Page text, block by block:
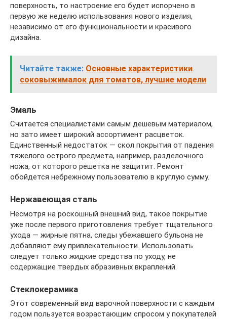
поверхность, то настроение его будет испорчено в
первую же неделю использования нового изделия,
независимо от его функциональности и красивого
дизайна.
Читайте также: Основные характеристики
соковыжималок для томатов, лучшие модели
Эмаль
Считается специалистами самым дешевым материалом,
но зато имеет широкий ассортимент расцветок.
Единственный недостаток — скол покрытия от падения
тяжелого острого предмета, например, разделочного
ножа, от которого решетка не защитит. Ремонт
обойдется небрежному пользователю в круглую сумму.
Нержавеющая сталь
Несмотря на роскошный внешний вид, такое покрытие
уже после первого приготовления требует тщательного
ухода — жирные пятна, следы убежавшего бульона не
добавляют ему привлекательности. Использовать
следует только жидкие средства по уходу, не
содержащие твердых абразивных вкраплений.
Стеклокерамика
Этот современный вид варочной поверхности с каждым
годом пользуется возрастающим спросом у покупателей